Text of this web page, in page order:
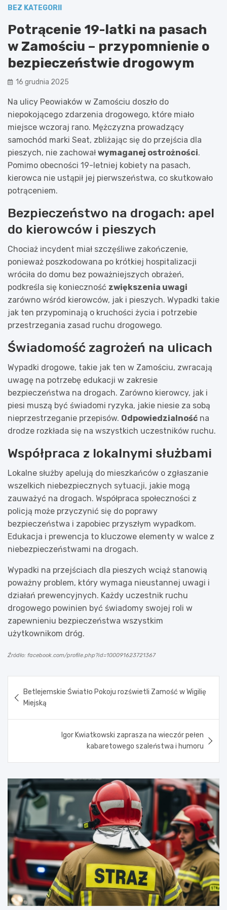
BEZ KATEGORII
Potrącenie 19-latki na pasach
w Zamościu – przypomnienie o
bezpieczeństwie drogowym
16 grudnia 2025
Na ulicy Peowiaków w Zamościu doszło do
niepokojącego zdarzenia drogowego, które miało
miejsce wczoraj rano. Mężczyzna prowadzący
samochód marki Seat, zbliżając się do przejścia dla
pieszych, nie zachował wymaganej ostrożności.
Pomimo obecności 19-letniej kobiety na pasach,
kierowca nie ustąpił jej pierwszeństwa, co skutkowało
potrąceniem.
Bezpieczeństwo na drogach: apel
do kierowców i pieszych
Chociaż incydent miał szczęśliwe zakończenie,
ponieważ poszkodowana po krótkiej hospitalizacji
wróciła do domu bez poważniejszych obrażeń,
podkreśla się konieczność zwiększenia uwagi
zarówno wśród kierowców, jak i pieszych. Wypadki takie
jak ten przypominają o kruchości życia i potrzebie
przestrzegania zasad ruchu drogowego.
Świadomość zagrożeń na ulicach
Wypadki drogowe, takie jak ten w Zamościu, zwracają
uwagę na potrzebę edukacji w zakresie
bezpieczeństwa na drogach. Zarówno kierowcy, jak i
piesi muszą być świadomi ryzyka, jakie niesie za sobą
nieprzestrzeganie przepisów. Odpowiedzialność na
drodze rozkłada się na wszystkich uczestników ruchu.
Współpraca z lokalnymi służbami
Lokalne służby apelują do mieszkańców o zgłaszanie
wszelkich niebezpiecznych sytuacji, jakie mogą
zauważyć na drogach. Współpraca społeczności z
policją może przyczynić się do poprawy
bezpieczeństwa i zapobiec przyszłym wypadkom.
Edukacja i prewencja to kluczowe elementy w walce z
niebezpieczeństwami na drogach.
Wypadki na przejściach dla pieszych wciąż stanowią
poważny problem, który wymaga nieustannej uwagi i
działań prewencyjnych. Każdy uczestnik ruchu
drogowego powinien być świadomy swojej roli w
zapewnieniu bezpieczeństwa wszystkim
użytkownikom dróg.
Źródło: facebook.com/profile.php?id=100091623721367
wpisu
Betlejemskie Światło Pokoju rozświetli Zamość w Wigilię
Miejską
Igor Kwiatkowski zaprasza na wieczór pełen
kabaretowego szaleństwa i humoru